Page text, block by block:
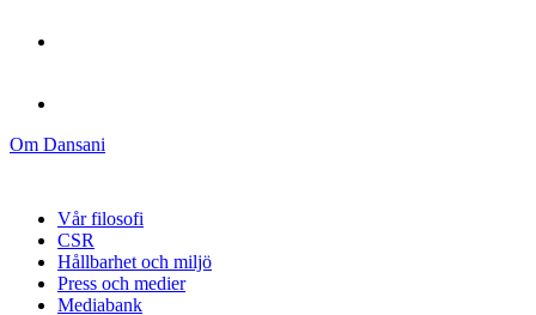
Om Dansani
Vår filosofi
CSR
Hållbarhet och miljö
Press och medier
Mediabank